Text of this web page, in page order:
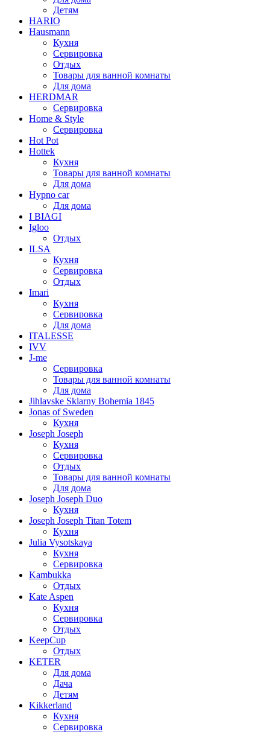
Детям
HARIO
Hausmann
Кухня
Сервировка
Отдых
Товары для ванной комнаты
Для дома
HERDMAR
Сервировка
Home & Style
Сервировка
Hot Pot
Hottek
Кухня
Товары для ванной комнаты
Для дома
Hypno car
Для дома
I BIAGI
Igloo
Отдых
ILSA
Кухня
Сервировка
Отдых
Imari
Кухня
Сервировка
Для дома
ITALESSE
IVV
J-me
Сервировка
Товары для ванной комнаты
Для дома
Jihlavske Sklarny Bohemia 1845
Jonas of Sweden
Кухня
Joseph Joseph
Кухня
Сервировка
Отдых
Товары для ванной комнаты
Для дома
Joseph Joseph Duo
Кухня
Joseph Joseph Titan Totem
Кухня
Julia Vysotskaya
Кухня
Сервировка
Kambukka
Отдых
Kate Aspen
Кухня
Сервировка
Отдых
KeepCup
Отдых
KETER
Для дома
Дача
Детям
Kikkerland
Кухня
Сервировка